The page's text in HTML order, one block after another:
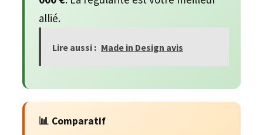
allié.
Lire aussi : Made in Design avis
📊 Comparatif